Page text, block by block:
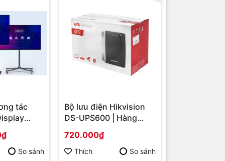
tác
| Cấu
| HàngSo sánh
Bộ lưu điện Hikvision
DS-UPS600 | Hàng
720.000₫
Thích So sánh
with
(Wi-Fi
gain
pattern